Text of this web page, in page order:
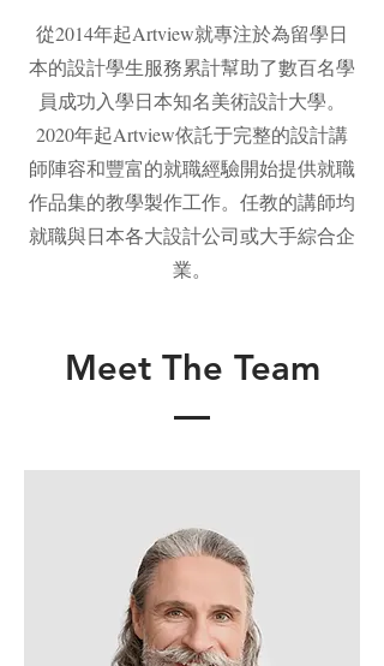
從2014年起Artview就專注於為留學日
本的設計學生服務累計幫助了數百名學
員成功入學日本知名美術設計大學。
2020年起Artview依託于完整的設計講
師陣容和豐富的就職經驗開始提供就職
作品集的教學製作工作。任教的講師均
就職與日本各大設計公司或大手綜合企
業。
Meet The Team